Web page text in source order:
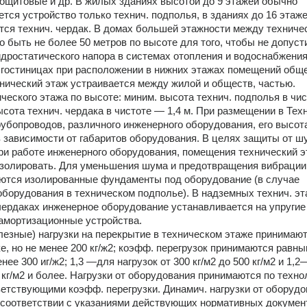
устройство только технич. подполья, в зданиях до 16
технич. чердак. В домах большей этажности между
быть не более 50 метров по высоте для того, чтобы не
напора в системах отопления и
при расположении в нижних этажах помещений
этаж устраивается между жилой и обществ, частью.
этажа по высоте: миним. высота технич. подполья в
технич. чердака в чистоте — 1,4 м. При размещении в
различного инженерного оборудования, его
зависимости от габаритов оборудования. В целях защиты от
работе инженерного оборудования, помещения технический
Для уменьшения шума и предотвращения вибрации
изолированные фундаменты под оборудование (в случае
в техническом подполье). В надземных технич.
инженерное оборудование устанавливается на упругие
устройства.
нагрузки на перекрытие в техническом этаже
но не менее 200 кг/ж2; коэфф. перегрузок принимаются
300 иг/ж2; 1,3 —для нагрузок от 300 кг/м2 до 500 кг/м2 и
кг/м2 и более. Нагрузки от оборудования принимаются по
коэфф. перегрузки. Динамич. нагрузки от
с указаниями действующих нормативных